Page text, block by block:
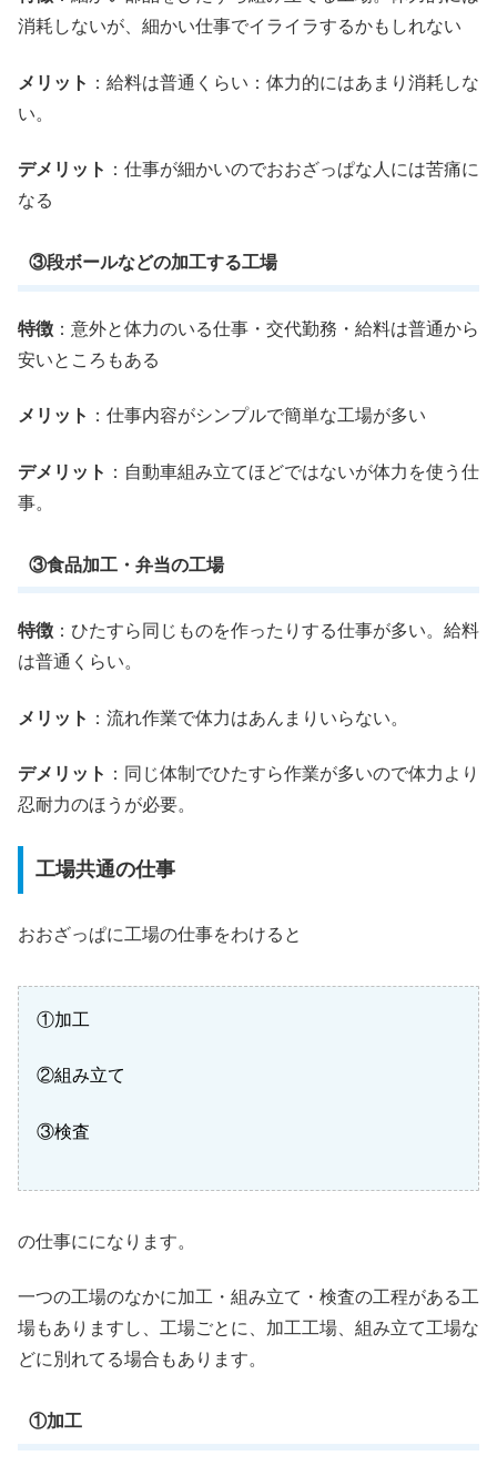
消耗しないが、細かい仕事でイライラするかもしれない
メリット ：給料は普通くらい：体力的にはあまり消耗しな
い。
デメリット ：仕事が細かいのでおおざっぱな人には苦痛に
なる
③段ボールなどの加工する工場
特徴 ：意外と体力のいる仕事・交代勤務・給料は普通から
安いところもある
メリット ：仕事内容がシンプルで簡単な工場が多い
デメリット ：自動車組み立てほどではないが体力を使う仕
事。
③食品加工・弁当の工場
特徴 ：ひたすら同じものを作ったりする仕事が多い。給料
は普通くらい。
メリット ：流れ作業で体力はあんまりいらない。
デメリット ：同じ体制でひたすら作業が多いので体力より
忍耐力のほうが必要。
工場共通の仕事
おおざっぱに工場の仕事をわけると
①加工
②組み立て
③検査
の仕事にになります。
一つの工場のなかに加工・組み立て・検査の工程がある工
場もありますし、工場ごとに、加工工場、組み立て工場な
どに別れてる場合もあります。
①加工